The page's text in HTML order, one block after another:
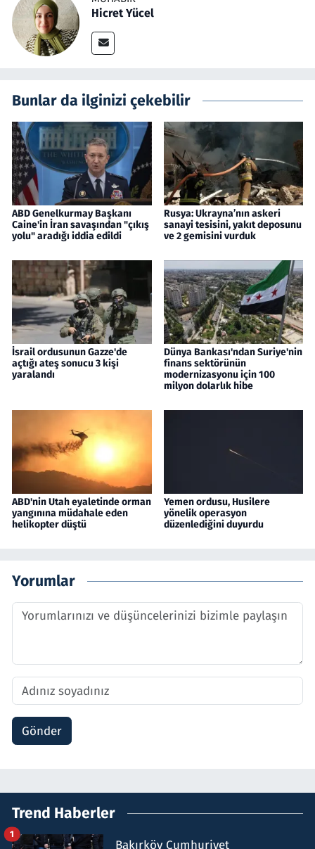
Hicret Yücel
Bunlar da ilginizi çekebilir
ABD Genelkurmay Başkanı
Caine'in İran savaşından "çıkış
yolu" aradığı iddia edildi
Rusya: Ukrayna’nın askeri
sanayi tesisini, yakıt deposunu
ve 2 gemisini vurduk
İsrail ordusunun Gazze'de
açtığı ateş sonucu 3 kişi
yaralandı
Dünya Bankası'ndan Suriye'nin
finans sektörünün
modernizasyonu için 100
milyon dolarlık hibe
ABD'nin Utah eyaletinde orman
yangınına müdahale eden
helikopter düştü
Yemen ordusu, Husilere
yönelik operasyon
düzenlediğini duyurdu
Yorumlar
Gönder
Trend Haberler
Bakırköy Cumhuriyet
1